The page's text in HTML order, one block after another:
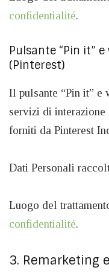
confidentialité.
Pulsante “Pin it”
(Pinterest)
Il pulsante “Pin it” e
servizi di interazione
forniti da Pinterest
Dati Personali
Luogo del
confidentialité.
3. Remarketing